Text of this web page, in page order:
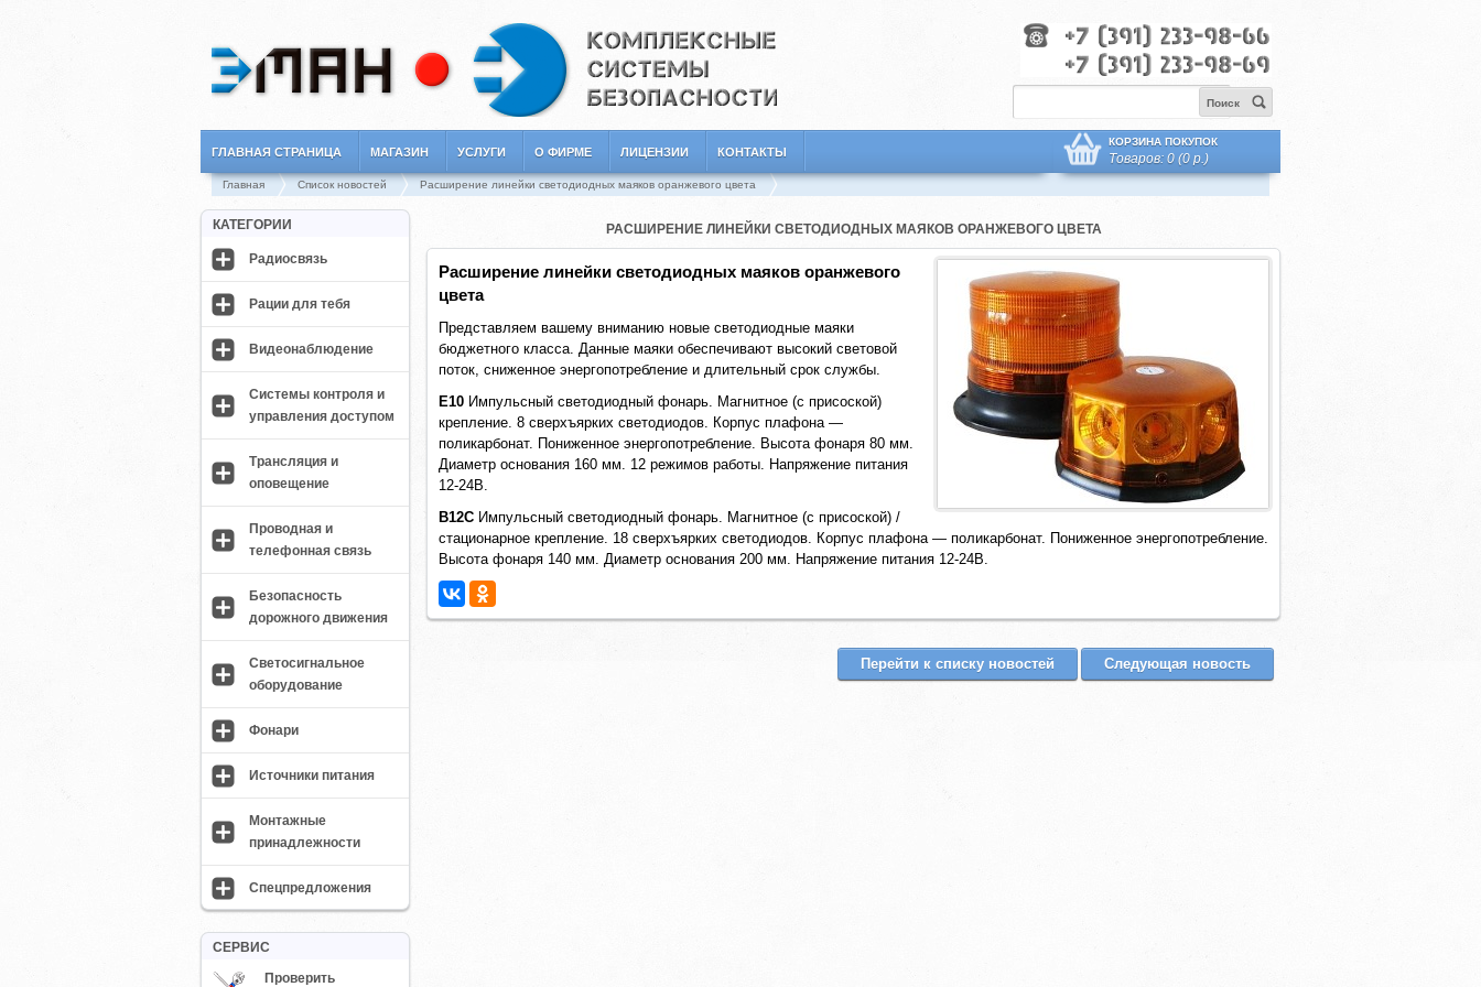
Поиск
ГЛАВНАЯ СТРАНИЦА МАГАЗИН УСЛУГИ О ФИРМЕ ЛИЦЕНЗИИ КОНТАКТЫ
КОРЗИНА ПОКУПОК
Товаров: 0 (0 р.)
Главная Список новостей Расширение линейки светодиодных маяков оранжевого цвета
КАТЕГОРИИ
Радиосвязь
Рации для тебя
Видеонаблюдение
Системы контроля и
управления доступом
Трансляция и
оповещение
Проводная и
телефонная связь
Безопасность
дорожного движения
Светосигнальное
оборудование
Фонари
Источники питания
Монтажные
принадлежности
Спецпредложения
СЕРВИС
Проверить
РАСШИРЕНИЕ ЛИНЕЙКИ СВЕТОДИОДНЫХ МАЯКОВ ОРАНЖЕВОГО ЦВЕТА
Расширение линейки светодиодных маяков оранжевого
цвета
Представляем вашему вниманию новые светодиодные маяки
бюджетного класса. Данные маяки обеспечивают высокий световой
поток, сниженное энергопотребление и длительный срок службы.
E10 Импульсный светодиодный фонарь. Магнитное (с присоской)
крепление. 8 сверхъярких светодиодов. Корпус плафона —
поликарбонат. Пониженное энергопотребление. Высота фонаря 80 мм.
Диаметр основания 160 мм. 12 режимов работы. Напряжение питания
12-24В.
B12C Импульсный светодиодный фонарь. Магнитное (с присоской) /
стационарное крепление. 18 сверхъярких светодиодов. Корпус плафона — поликарбонат. Пониженное энергопотребление.
Высота фонаря 140 мм. Диаметр основания 200 мм. Напряжение питания 12-24В.
Перейти к списку новостей Следующая новость